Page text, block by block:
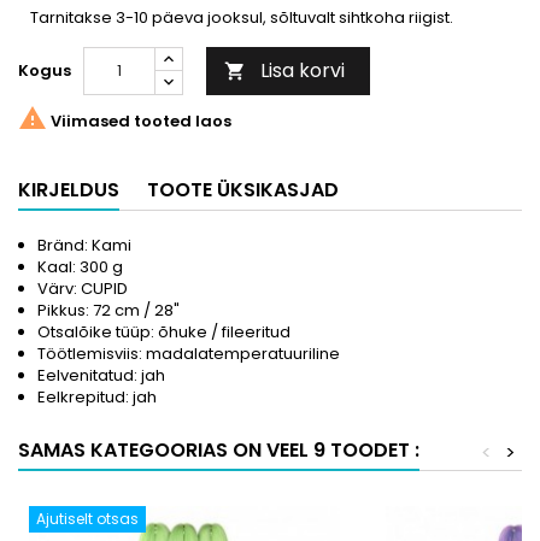
Tarnitakse 3-10 päeva jooksul, sõltuvalt sihtkoha riigist.
Kogus  Lisa korvi
 Viimased tooted laos
KIRJELDUS TOOTE ÜKSIKASJAD
Bränd: Kami
Kaal: 300 g
Värv: CUPID
Pikkus: 72 cm / 28"
Otsalõike tüüp: õhuke / fileeritud
Töötlemisviis: madalatemperatuuriline
Eelvenitatud: jah
Eelkrepitud: jah
SAMAS KATEGOORIAS ON VEEL 9 TOODET : >
<
Ajutiselt otsas